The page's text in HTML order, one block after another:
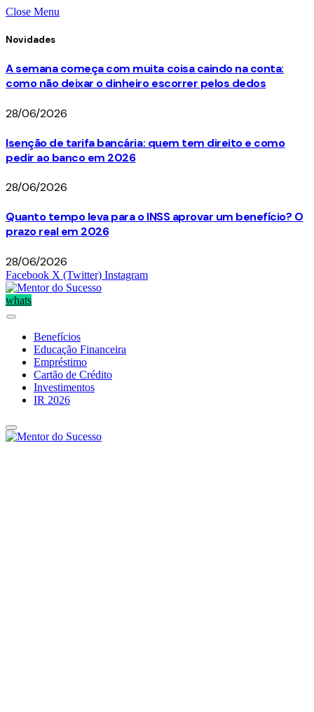
Close Menu
Novidades
A semana começa com muita coisa caindo na conta:
como não deixar o dinheiro escorrer pelos dedos
28/06/2026
Isenção de tarifa bancária: quem tem direito e como
pedir ao banco em 2026
28/06/2026
Quanto tempo leva para o INSS aprovar um benefício? O
prazo real em 2026
28/06/2026
Facebook X (Twitter) Instagram
whats
Benefícios
Educação Financeira
Empréstimo
Cartão de Crédito
Investimentos
IR 2026